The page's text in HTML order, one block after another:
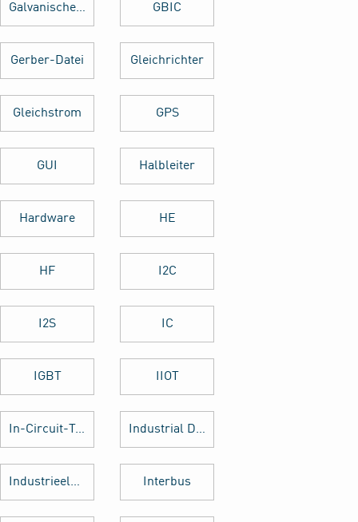
Galvanische Trennung GBIC
Gerber-Datei Gleichrichter
Gleichstrom GPS
GUI Halbleiter
Hardware HE
HF I2C
I2S IC
IGBT IIOT
In-Circuit-Test Industrial Design
Industrieelektronik Interbus